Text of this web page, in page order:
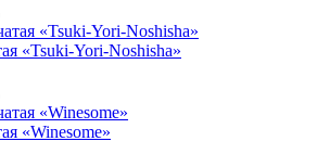
«Tsuki-Yori-Noshisha»
«Winesome»